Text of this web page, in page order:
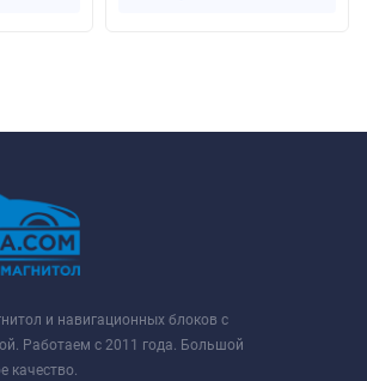
и навигационных блоков с
Работаем с 2011 года. Большой
качество.